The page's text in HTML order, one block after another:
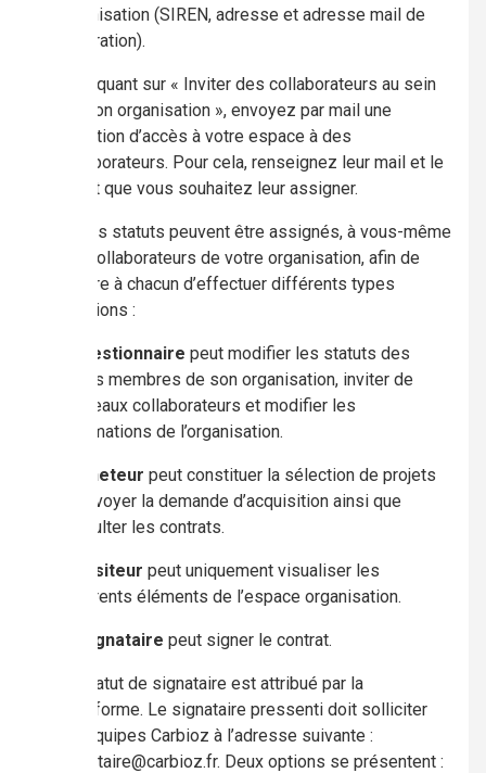
organisation (SIREN, adresse et adresse mail de
facturation).
En cliquant sur « Inviter des collaborateurs au sein
de mon organisation », envoyez par mail une
invitation d’accès à votre espace à des
collaborateurs. Pour cela, renseignez leur mail et le
statut que vous souhaitez leur assigner.
Plusieurs statuts peuvent être assignés, à vous-même
ou aux collaborateurs de votre organisation, afin de
permettre à chacun d’effectuer différents types
d’opérations :
gestionnaire peut modifier les statuts des
autres membres de son organisation, inviter de
nouveaux collaborateurs et modifier les
informations de l’organisation.
acheteur peut constituer la sélection de projets
et envoyer la demande d’acquisition ainsi que
consulter les contrats.
visiteur peut uniquement visualiser les
différents éléments de l’espace organisation.
signataire peut signer le contrat.
Le statut de signataire est attribué par la
plateforme. Le signataire pressenti doit solliciter
les équipes Carbioz à l’adresse suivante :
signataire@carbioz.fr. Deux options se présentent :